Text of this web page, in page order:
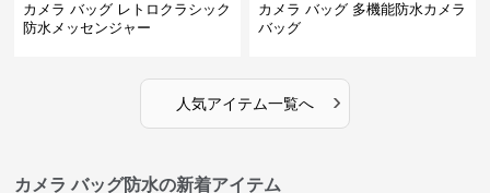
カメラ バッグ レトロクラシック
防水メッセンジャー
カメラ バッグ 多機能防水カメラ
バッグ
人気アイテム一覧へ ›
カメラ バッグ防水の新着アイテム